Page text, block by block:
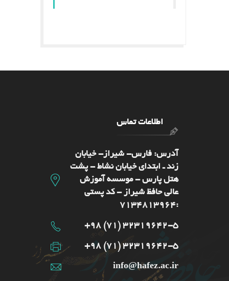
اطلاعات تماس
آدرس: فارس- شيراز- خیابان
زند ـ ابتدای خیابان نشاط - پشت
هتل پارس - موسسه آموزش
عالی حافظ شیراز - کد پستی
:7134813964
32319642-5 (71) 98+
32319642-5 (71) 98+
info@hafez.ac.ir